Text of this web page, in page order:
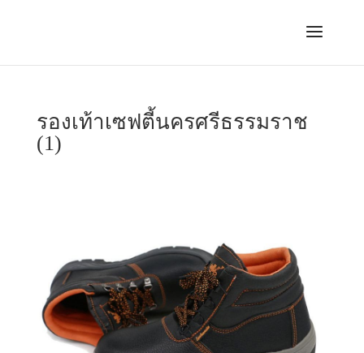
รองเท้าเซฟตี้นครศรีธรรมราช
(1)